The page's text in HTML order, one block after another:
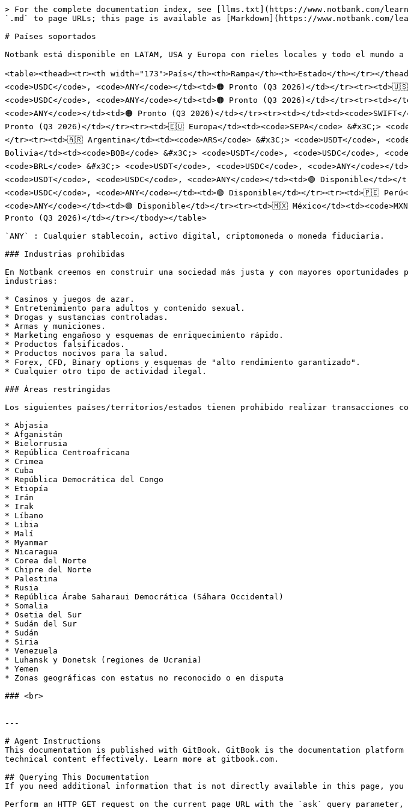
> For the complete documentation index, see [llms.txt](https://www.notbank.com/
`.md` to page URLs; this page is available as [Markdown](https://www.notbank.com/
# Países soportados
Notbank está disponible en LATAM, USA y Europa con rieles locales y todo el mundo
<table><thead><tr><th width="173">País</th><th>Rampa</th><th>Estado</th></tr></
<code>USDC</code>, <code>ANY</code></td><td>🟠 Pronto (Q3 2026)</td></
<code>USDC</code>, <code>ANY</code></td><td>🟠 Pronto (Q3 2026)</td></tr><tr><td></
<code>ANY</code></td><td>🟠 Pronto (Q3 2026)</td></tr><tr><td></td><td><code>SWIFT</
Pronto (Q3 2026)</td></tr><tr><td>🇪🇺 Europa</td><td><code>SEPA</code> &#x3C;>
</tr><tr><td>🇦🇷 Argentina</td><td><code>ARS</code> &#x3C;> <code>USDT</code>,
Bolivia</td><td><code>BOB</code> &#x3C;> <code>USDT</code>, <code>USDC</
<code>BRL</code> &#x3C;> <code>USDT</code>, <code>USDC</code>, <code>ANY</
<code>USDT</code>, <code>USDC</code>, <code>ANY</code></td><td>🟢 Disponible</
<code>USDC</code>, <code>ANY</code></td><td>🟢 Disponible</td></tr><tr><td>🇵🇪 Perú</
<code>ANY</code></td><td>🟢 Disponible</td></tr><tr><td>🇲🇽 México</
Pronto (Q3 2026)</td></tr></tbody></table>
`ANY` : Cualquier stablecoin, activo digital, criptomoneda o moneda fiduciaria.
### Industrias prohibidas
En Notbank creemos en construir una sociedad más justa y con mayores
industrias:
* Casinos y juegos de azar.
* Entretenimiento para adultos y contenido sexual.
* Drogas y sustancias controladas.
* Armas y municiones.
* Marketing engañoso y esquemas de enriquecimiento rápido.
* Productos falsificados.
* Productos nocivos para la salud.
* Forex, CFD, Binary options y esquemas de "alto rendimiento garantizado".
* Cualquier otro tipo de actividad ilegal.
### Áreas restringidas
Los siguientes países/territorios/estados tienen prohibido realizar transacciones
* Abjasia
* Afganistán
* Bielorrusia
* República Centroafricana
* Crimea
* Cuba
* República Democrática del Congo
* Etiopía
* Irán
* Irak
* Líbano
* Libia
* Malí
* Myanmar
* Nicaragua
* Corea del Norte
* Chipre del Norte
* Palestina
* Rusia
* República Árabe Saharaui Democrática (Sáhara Occidental)
* Somalia
* Osetia del Sur
* Sudán del Sur
* Sudán
* Siria
* Venezuela
* Luhansk y Donetsk (regiones de Ucrania)
* Yemen
* Zonas geográficas con estatus no reconocido o en disputa
### <br>
---
# Agent Instructions
This documentation is published with GitBook. GitBook is the documentation
technical content effectively. Learn more at gitbook.com.
## Querying This Documentation
If you need additional information that is not directly available in this page, you
Perform an HTTP GET request on the current page URL with the `ask` query